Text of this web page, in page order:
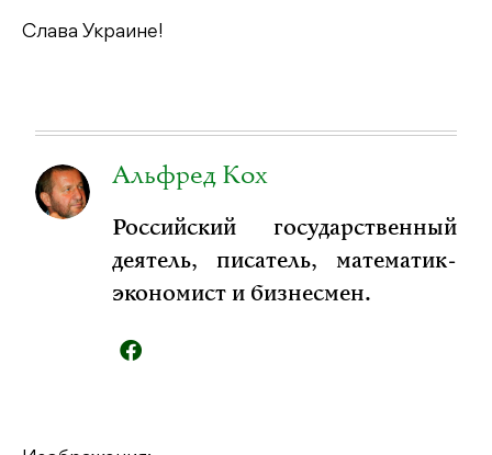
Слава Украине!
Альфред Кох
Российский государственный
деятель, писатель, математик-
экономист и бизнесмен.